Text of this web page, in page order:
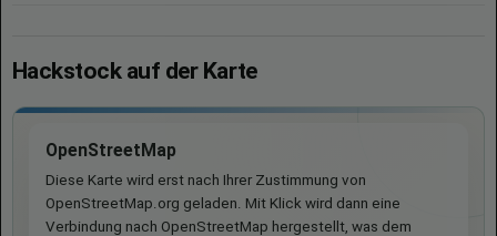
Hackstock auf der Karte
OpenStreetMap
Diese Karte wird erst nach Ihrer Zustimmung von
OpenStreetMap.org geladen. Mit Klick wird dann eine
Verbindung nach OpenStreetMap hergestellt, was dem